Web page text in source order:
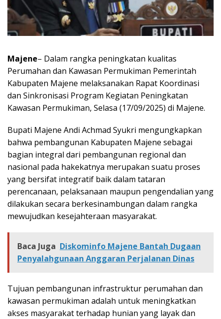
Majene– Dalam rangka peningkatan kualitas
Perumahan dan Kawasan Permukiman Pemerintah
Kabupaten Majene melaksanakan Rapat Koordinasi
dan Sinkronisasi Program Kegiatan Peningkatan
Kawasan Permukiman, Selasa (17/09/2025) di Majene.
Bupati Majene Andi Achmad Syukri mengungkapkan
bahwa pembangunan Kabupaten Majene sebagai
bagian integral dari pembangunan regional dan
nasional pada hakekatnya merupakan suatu proses
yang bersifat integratif baik dalam tataran
perencanaan, pelaksanaan maupun pengendalian yang
dilakukan secara berkesinambungan dalam rangka
mewujudkan kesejahteraan masyarakat.
Baca Juga Diskominfo Majene Bantah Dugaan
Penyalahgunaan Anggaran Perjalanan Dinas
Tujuan pembangunan infrastruktur perumahan dan
kawasan permukiman adalah untuk meningkatkan
akses masyarakat terhadap hunian yang layak dan